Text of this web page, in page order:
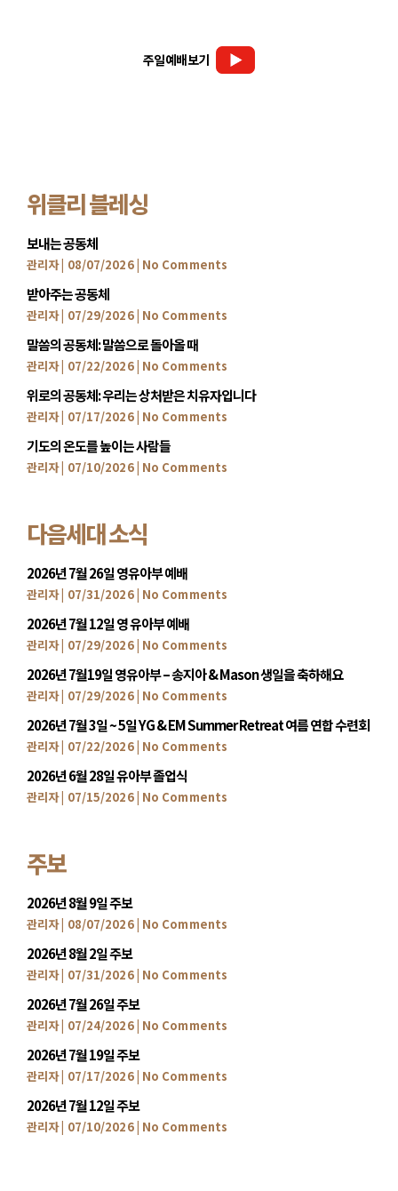
주일예배보기
위클리 블레싱
보내는 공동체
관리자 08/07/2026 No Comments
받아주는 공동체
관리자 07/29/2026 No Comments
말씀의 공동체: 말씀으로 돌아올 때
관리자 07/22/2026 No Comments
위로의 공동체: 우리는 상처받은 치유자입니다
관리자 07/17/2026 No Comments
기도의 온도를 높이는 사람들
관리자 07/10/2026 No Comments
다음세대 소식
2026년 7월 26일 영유아부 예배
관리자 07/31/2026 No Comments
2026년 7월 12일 영 유아부 예배
관리자 07/29/2026 No Comments
2026년 7월19일 영유아부 – 송지아 & Mason 생일을 축하해요
관리자 07/29/2026 No Comments
2026년 7월 3일 ~ 5일 YG & EM Summer Retreat 여름 연합 수련회
관리자 07/22/2026 No Comments
2026년 6월 28일 유아부 졸업식
관리자 07/15/2026 No Comments
주보
2026년 8월 9일 주보
관리자 08/07/2026 No Comments
2026년 8월 2일 주보
관리자 07/31/2026 No Comments
2026년 7월 26일 주보
관리자 07/24/2026 No Comments
2026년 7월 19일 주보
관리자 07/17/2026 No Comments
2026년 7월 12일 주보
관리자 07/10/2026 No Comments